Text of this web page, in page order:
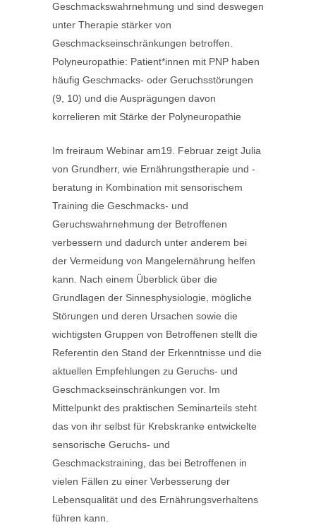
Geschmackswahrnehmung und sind deswegen
unter Therapie stärker von
Geschmackseinschränkungen betroffen.
Polyneuropathie: Patient*innen mit PNP haben
häufig Geschmacks- oder Geruchsstörungen
(9, 10) und die Ausprägungen davon
korrelieren mit Stärke der Polyneuropathie
Im freiraum Webinar am19. Februar zeigt Julia
von Grundherr, wie Ernährungstherapie und -
beratung in Kombination mit sensorischem
Training die Geschmacks- und
Geruchswahrnehmung der Betroffenen
verbessern und dadurch unter anderem bei
der Vermeidung von Mangelernährung helfen
kann. Nach einem Überblick über die
Grundlagen der Sinnesphysiologie, mögliche
Störungen und deren Ursachen sowie die
wichtigsten Gruppen von Betroffenen stellt die
Referentin den Stand der Erkenntnisse und die
aktuellen Empfehlungen zu Geruchs- und
Geschmackseinschränkungen vor. Im
Mittelpunkt des praktischen Seminarteils steht
das von ihr selbst für Krebskranke entwickelte
sensorische Geruchs- und
Geschmackstraining, das bei Betroffenen in
vielen Fällen zu einer Verbesserung der
Lebensqualität und des Ernährungsverhaltens
führen kann.